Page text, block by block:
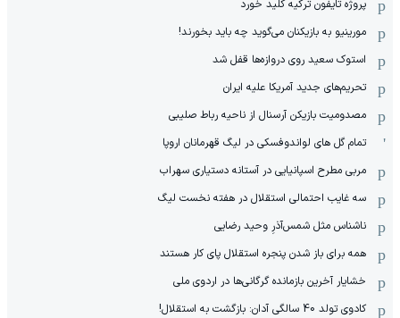
پروژه تایفون ترکیه کلید خورد
مورینیو به بازیکنان می‌گوید چه باید بخورند!
استوک سعید روی دروازه‌ها قفل شد
تحریم‌های جدید آمریکا علیه ایران
مصدومیت بازیکن آرسنال از ناحیه رباط صلیبی
تمام گل های لواندوفسکی در لیگ قهرمانان اروپا
مربی مطرح اسپانیایی در آستانه دستیاری سهراب
سه غایب احتمالی استقلال در هفته نخست لیگ
ناشناس مثل شمس‌آذرِ وحید رضایی
همه برای باز شدن پنجره استقلال پای کار هستند
خشایار آخرین بازمانده گرگانی‌ها در اردوی ملی
کادوی تولد 40 سالگی آدان: بازگشت به استقلال!